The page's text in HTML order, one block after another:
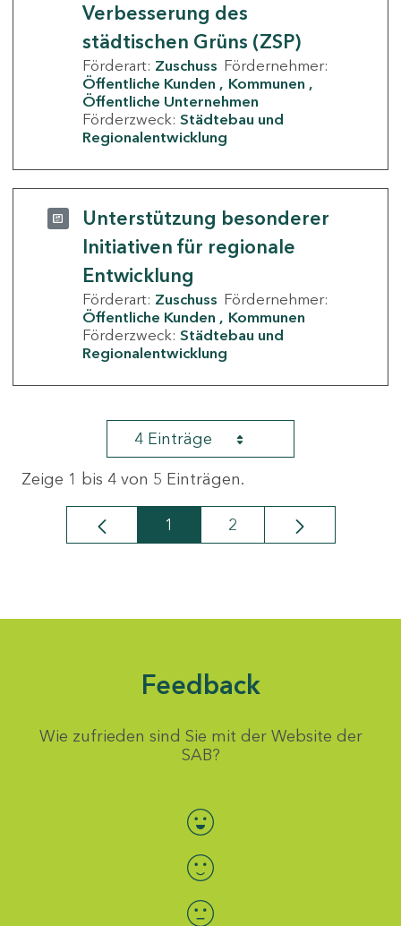
Verbesserung des
städtischen Grüns (ZSP)
Förderart: Zuschuss Fördernehmer:
Öffentliche Kunden
Kommunen
Öffentliche Unternehmen
Förderzweck: Städtebau und
Regionalentwicklung
Unterstützung besonderer
Initiativen für regionale
Entwicklung
Förderart: Zuschuss Fördernehmer:
Öffentliche Kunden
Kommunen
Förderzweck: Städtebau und
Regionalentwicklung
4 Einträge
Zeige 1 bis 4 von 5 Einträgen.
Seite
1 Seite
2
Feedback
Wie zufrieden sind Sie mit der Website der
SAB?
Bewertung auswählen